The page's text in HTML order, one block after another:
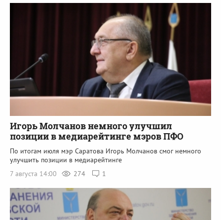
Игорь Молчанов немного улучшил
позиции в медиарейтинге мэров ПФО
По итогам июля мэр Саратова Игорь Молчанов смог немного
улучшить позиции в медиарейтинге
7 августа 14:00
274 1